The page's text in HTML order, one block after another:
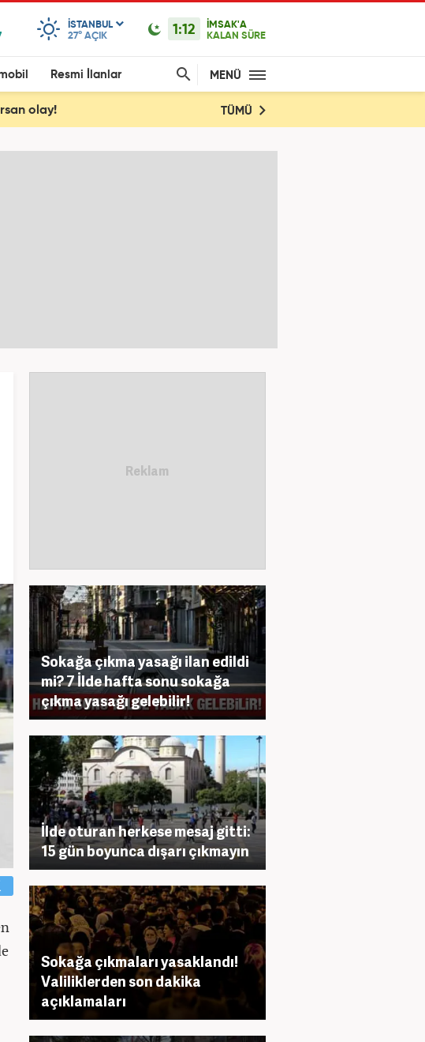
ISTANBUL
27° AÇIK 1:12
İMSAK'A
KALAN SÜRE
Resmi İlanlar MENÜ
olay! TÜMÜ
Sokağa çıkma yasağı ilan edildi
mi? 7 İlde hafta sonu sokağa
çıkma yasağı gelebilir!
İlde oturan herkese mesaj gitti:
15 gün boyunca dışarı çıkmayın
Sokağa çıkmaları yasaklandı!
Valiliklerden son dakika
açıklamaları